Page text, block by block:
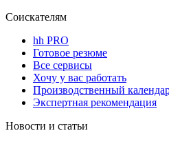
Соискателям
hh PRO
Готовое резюме
Все сервисы
Хочу у вас работать
Производственный
Экспертная рекомендация
Новости и статьи